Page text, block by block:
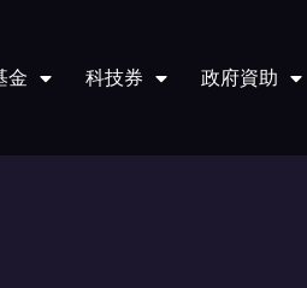
金 科技券 政府資助